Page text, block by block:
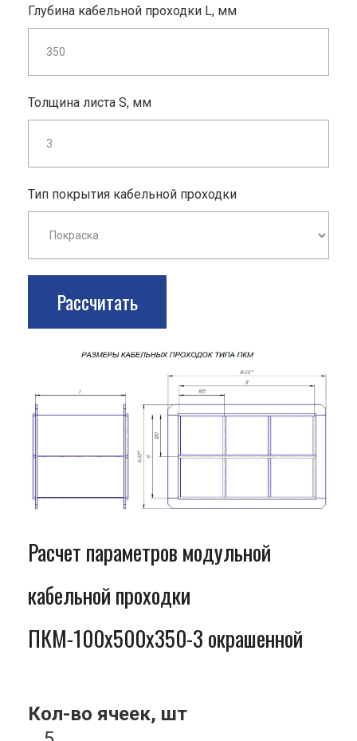
Глубина кабельной проходки L, мм
Толщина листа S, мм
Тип покрытия кабельной проходки
Рассчитать
Расчет параметров модульной
кабельной проходки
ПКМ-100x500x350-3 окрашенной
Кол-во ячеек, шт